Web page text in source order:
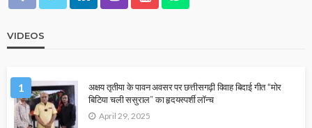
VIDEOS
1
अक्षय तृतीया के पावन अवसर पर छत्तीसगढ़ी विवाह बिदाई गीत “मोर
बिटिया चली ससुराल” का हृदयस्पर्शी लॉन्च
April 29, 2025